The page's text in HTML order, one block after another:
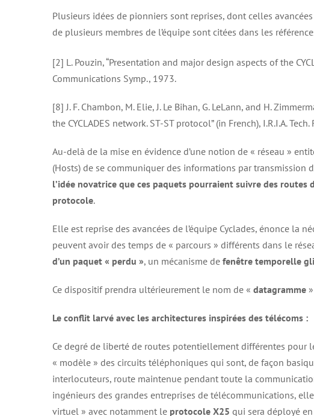
Plusieurs idées de pionniers sont reprises, dont celles
de plusieurs membres de l’équipe sont citées dans les
[2] L. Pouzin, “Presentation and major design aspects of the
Communications Symp., 1973.
[8] J. F. Chambon, M. Elie, J. Le Bihan, G. LeLann, and H.
the CYCLADES network. ST-ST protocol” (in French), I.R.I.A.
Au-delà de la mise en évidence d’une notion de « réseau »
(Hosts) de se communiquer des informations par transmission
l’idée novatrice que ces paquets pourraient suivre des
protocole.
Elle est reprise des avancées de l’équipe Cyclades, énonce la
peuvent avoir des temps de « parcours » différents dans le
d’un paquet « perdu », un mécanisme de fenêtre temporelle
Ce dispositif prendra ultérieurement le nom de « datagramme »
Le conflit larvé avec les architectures inspirées des télécoms :
Ce degré de liberté de routes potentiellement différentes pour
« modèle » des circuits téléphoniques qui sont, de façon
interlocuteurs, route maintenue pendant toute la
ingénieurs des grandes entreprises de télécommunications,
virtuel » avec notamment le protocole X25 qui sera déployé en